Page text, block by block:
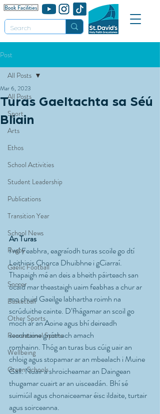
Post
All Posts
Sport
Arts
Ethos
School Activities
Student Leadership
Publications
Transition Year
School News
Rugby
Gaelic Football
Soccer
Basketball
Other Sports
Recreational Sports
Wellbeing
Green Schools
All Posts
Turas Gaeltachta sa Séú
Bliain
Mar 6, 2023
An Turas
I mí Feabhra, eagraíodh turas scoile go dtí
Leithinis Chorca Dhuibhne i gCiarraí.
Thapaigh mé an deis a bheith páirteach san
ócáid mar theastaigh uaim feabhas a chur ar
mo chuid Gaeilge labhartha roimh na
scrúduithe cainte. D’fhágamar an scoil go
moch ar an Aoine agus bhí deireadh
seachtaine gnóthach amach
romhainn. Thóg an turas bus cúig uair an
chloig agus stopamar ar an mbealach i Muine
Gall. Nuair a shroicheamar an Daingean
thugamar cuairt ar an uisceadán. Bhí sé
suimiúil agus chonaiceamar éisc ildaite, turtair
agus soirceanna.